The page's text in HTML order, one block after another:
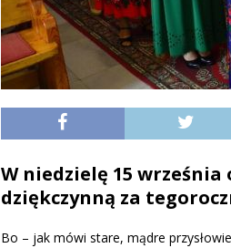
W niedzielę 15 września
dziękczynną za
Bo – jak mówi stare, mądre